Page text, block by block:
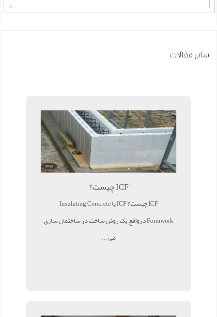
سایر مقالات
ICF چیست؟
ICF چیست؟ ICF یا Insulating Concrete
Formwork درواقع یک روش ساخت در ساختمان سازی
می ...